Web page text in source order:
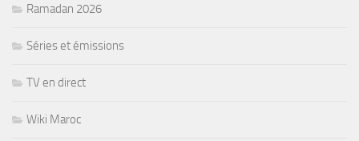
Ramadan 2026
Séries et émissions
TV en direct
Wiki Maroc